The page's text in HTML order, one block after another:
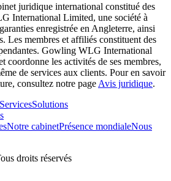
juridique international constitué des
International Limited, une société à
enregistrée en Angleterre, ainsi
Les membres et affiliés constituent des
Gowling WLG International
coordonne les activités de ses membres,
de services aux clients. Pour en savoir
consultez notre page Avis juridique.
ServicesSolutions
Notre cabinetPrésence mondialeNous
droits réservés